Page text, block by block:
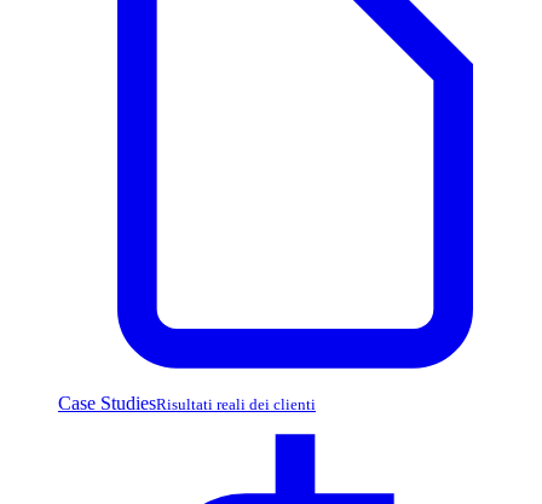
Case StudiesRisultati reali dei clienti